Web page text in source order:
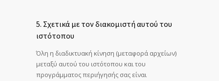
5. Σχετικά με τον διακομιστή αυτού του
ιστότοπου
Όλη η διαδικτυακή κίνηση (μεταφορά αρχείων)
μεταξύ αυτού του ιστότοπου και του
προγράμματος περιήγησής σας είναι